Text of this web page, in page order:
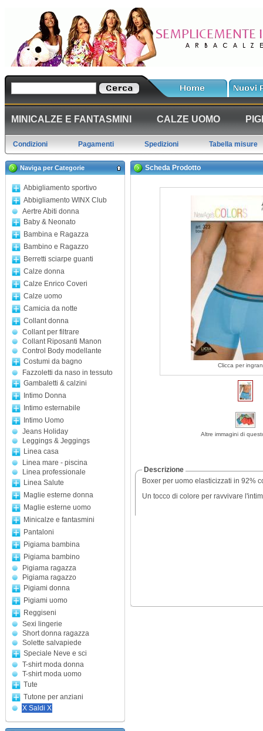
MINICALZE E FANTASMINI CALZE UOMO
Condizioni Pagamenti Spedizioni Tabella misure
Naviga per Categorie
Abbigliamento sportivo
Abbigliamento WINX Club
Aertre Abiti donna
Baby & Neonato
Bambina e Ragazza
Bambino e Ragazzo
Berretti sciarpe guanti
Calze donna
Calze Enrico Coveri
Calze uomo
Camicia da notte
Collant donna
Collant per filtrare
Collant Riposanti Manon
Control Body modellante
Costumi da bagno
Fazzoletti da naso in tessuto
Gambaletti & calzini
Intimo Donna
Intimo esternabile
Intimo Uomo
Jeans Holiday
Leggings & Jeggings
Linea casa
Linea mare - piscina
Linea professionale
Linea Salute
Maglie esterne donna
Maglie esterne uomo
Minicalze e fantasmini
Pantaloni
Pigiama bambina
Pigiama bambino
Pigiama ragazza
Pigiama ragazzo
Pigiami donna
Pigiami uomo
Reggiseni
Sexi lingerie
Short donna ragazza
Solette salvapiede
Speciale Neve e sci
T-shirt moda donna
T-shirt moda uomo
Tute
Tutone per anziani
X Saldi X
Scheda Prodotto
Clicca per
Altre immagini di
Descrizione
Boxer per uomo elasticizzati in 92%
Un tocco di colore per ravvivare